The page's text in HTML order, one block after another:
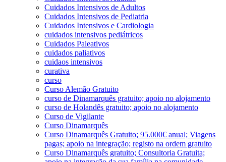
Cuidados Intensivos de Adultos
Cuidados Intensivos de Pediatria
Cuidados Intensivos e Cardiologia
cuidados intensivos pediátricos
Cuidados Paleativos
cuidados paliativos
cuidaos intensivos
curativa
curso
Curso Alemão Gratuito
curso de Dinamarquês gratuito; apoio no alojamento
curso de Holandês gratuito; apoio no alojamento
Curso de Vigilante
Curso Dinamarquês
Curso Dinamarquês Gratuito; 95.000€ anual; Viagens
pagas; apoio na integração; registo na ordem gratuito
Curso Dinamarquês gratuito; Consultoria Gratuita;